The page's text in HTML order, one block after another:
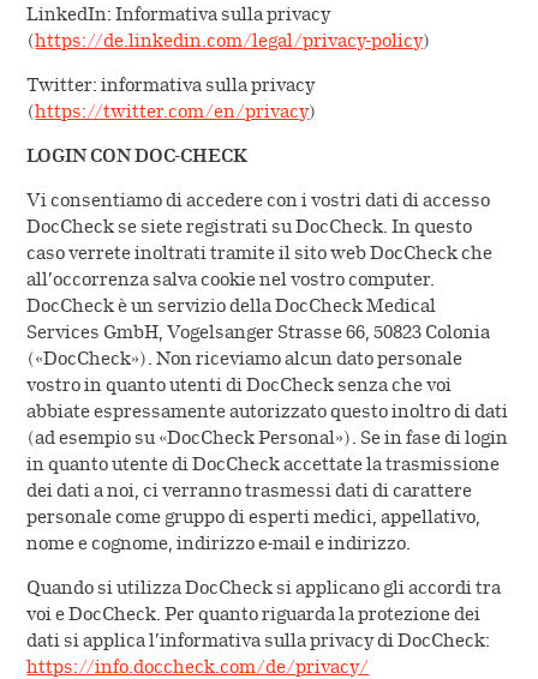
LinkedIn: Informativa sulla privacy
(https://de.linkedin.com/legal/privacy-policy)
Twitter: informativa sulla privacy
(https://twitter.com/en/privacy)
LOGIN CON DOC-CHECK
Vi consentiamo di accedere con i vostri dati di accesso
DocCheck se siete registrati su DocCheck. In questo
caso verrete inoltrati tramite il sito web DocCheck che
all’occorrenza salva cookie nel vostro computer.
DocCheck è un servizio della DocCheck Medical
Services GmbH, Vogelsanger Strasse 66, 50823 Colonia
(«DocCheck»). Non riceviamo alcun dato personale
vostro in quanto utenti di DocCheck senza che voi
abbiate espressamente autorizzato questo inoltro di dati
(ad esempio su «DocCheck Personal»). Se in fase di login
in quanto utente di DocCheck accettate la trasmissione
dei dati a noi, ci verranno trasmessi dati di carattere
personale come gruppo di esperti medici, appellativo,
nome e cognome, indirizzo e-mail e indirizzo.
Quando si utilizza DocCheck si applicano gli accordi tra
voi e DocCheck. Per quanto riguarda la protezione dei
dati si applica l’informativa sulla privacy di DocCheck:
https://info.doccheck.com/de/privacy/